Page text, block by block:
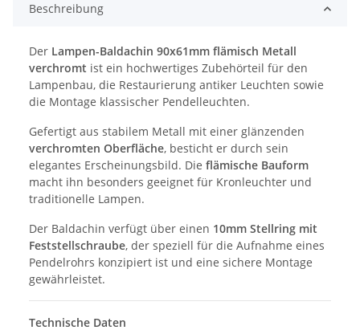
Beschreibung
Der Lampen-Baldachin 90x61mm flämisch Metall
verchromt ist ein hochwertiges Zubehörteil für den
Lampenbau, die Restaurierung antiker Leuchten sowie
die Montage klassischer Pendelleuchten.
Gefertigt aus stabilem Metall mit einer glänzenden
verchromten Oberfläche, besticht er durch sein
elegantes Erscheinungsbild. Die flämische Bauform
macht ihn besonders geeignet für Kronleuchter und
traditionelle Lampen.
Der Baldachin verfügt über einen 10mm Stellring mit
Feststellschraube, der speziell für die Aufnahme eines
Pendelrohrs konzipiert ist und eine sichere Montage
gewährleistet.
Technische Daten